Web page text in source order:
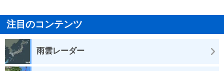
注目のコンテンツ
雨雲レーダー